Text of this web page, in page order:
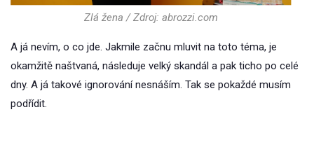
Zlá žena / Zdroj: abrozzi.com
A já nevím, o co jde. Jakmile začnu mluvit na toto téma, je
okamžitě naštvaná, následuje velký skandál a pak ticho po celé
dny. A já takové ignorování nesnáším. Tak se pokaždé musím
podřídit.